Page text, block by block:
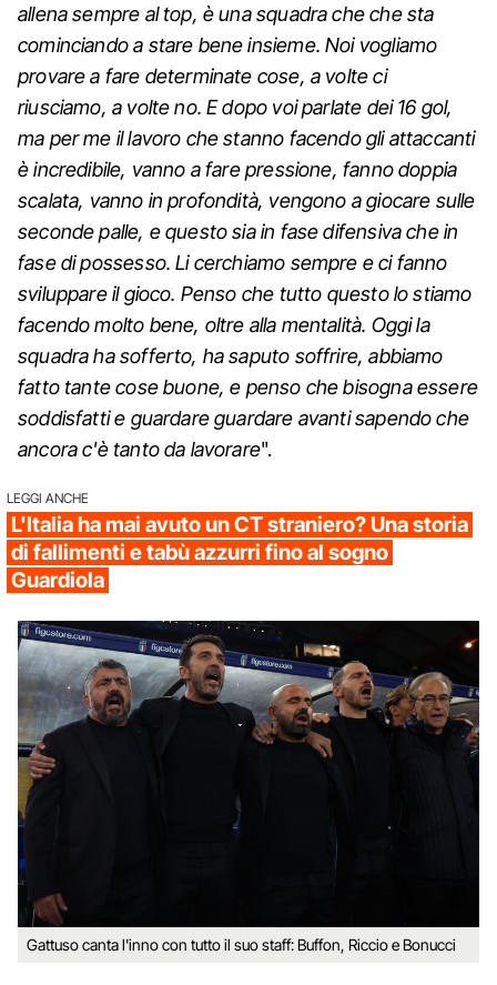
allena sempre al top, è una squadra che che sta
cominciando a stare bene insieme. Noi vogliamo
provare a fare determinate cose, a volte ci
riusciamo, a volte no. E dopo voi parlate dei 16 gol,
ma per me il lavoro che stanno facendo gli attaccanti
è incredibile, vanno a fare pressione, fanno doppia
scalata, vanno in profondità, vengono a giocare sulle
seconde palle, e questo sia in fase difensiva che in
fase di possesso. Li cerchiamo sempre e ci fanno
sviluppare il gioco. Penso che tutto questo lo stiamo
facendo molto bene, oltre alla mentalità. Oggi la
squadra ha sofferto, ha saputo soffrire, abbiamo
fatto tante cose buone, e penso che bisogna essere
soddisfatti e guardare guardare avanti sapendo che
ancora c'è tanto da lavorare".
LEGGI ANCHE
L'Italia ha mai avuto un CT straniero? Una storia
di fallimenti e tabù azzurri fino al sogno
Guardiola
Gattuso canta l'inno con tutto il suo staff: Buffon, Riccio e Bonucci